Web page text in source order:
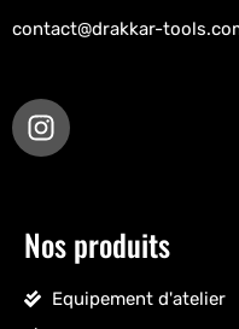
contact@drakkar-
Nos produits
Equipement d'atelier